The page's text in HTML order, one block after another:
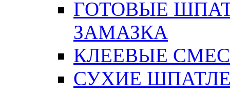
ГОТОВЫЕ
ЗАМАЗКА
КЛЕЕВЫЕ
СУХИЕ